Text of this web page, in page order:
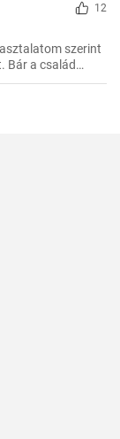
12
szerint
Bár a család
minden réteg
és látványos a